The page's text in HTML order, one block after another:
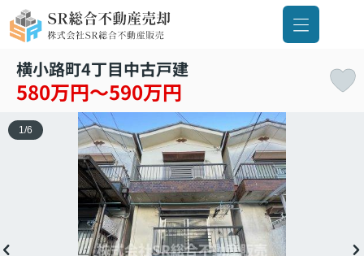
横小路町4丁目中古戸建
580万円～590万円
1 /6